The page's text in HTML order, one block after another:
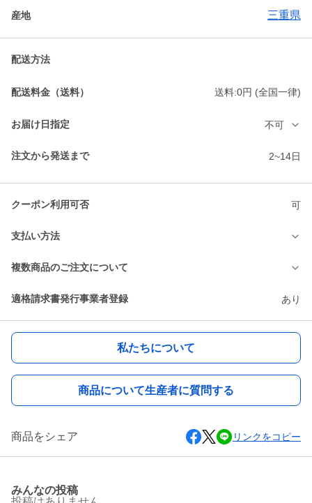
産地 三重県
配送方法
配送料金（送料） 送料:0円 (全国一律)
お届け日指定 不可
注文から発送まで 2~14日
クーポン利用可否 可
支払い方法
複数商品のご注文について
適格請求書発行事業者登録 あり
私たちについて
商品について生産者に質問する
商品をシェア リンクをコピー
みんなの投稿